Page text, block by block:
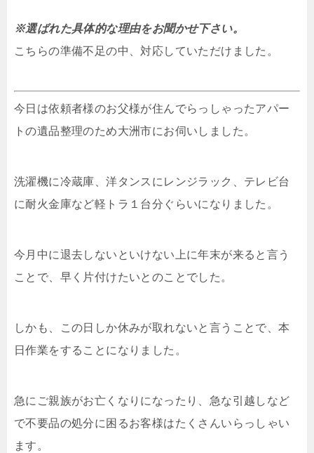
※選ばれた具体的な理由をお聞かせ下さい。
こちらの準備不足の中、対応していただけました。
今日は依頼者様のお父様が住んでらっしゃったアパー
トの遺品整理のため大洲市にお伺いしました。
洗濯機に冷蔵庫、洋タンスにレンジラック、テレビ台
に耐火金庫など軽トラ１台分ぐらいになりました。
今月中に退去しないといけない上に年末が来ると言う
ことで、早く片付けたいとのことでした。
しかも、この日しか休みが取れないと言うことで、本
日作業をすることになりました。
急にご親族がお亡くなりになったり、急な引越しなど
で不要品の処分に困るお客様はたくさんいらっしゃい
ます。